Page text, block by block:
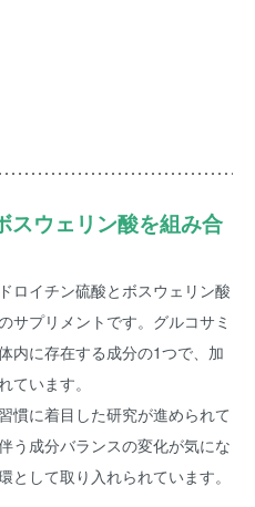
スウェリン酸を組み合
ロイチン硫酸とボスウェリン酸
サプリメントです。グルコサミ
内に存在する成分の1つで、加
ています。
慣に着目した研究が進められて
う成分バランスの変化が気にな
として取り入れられています。